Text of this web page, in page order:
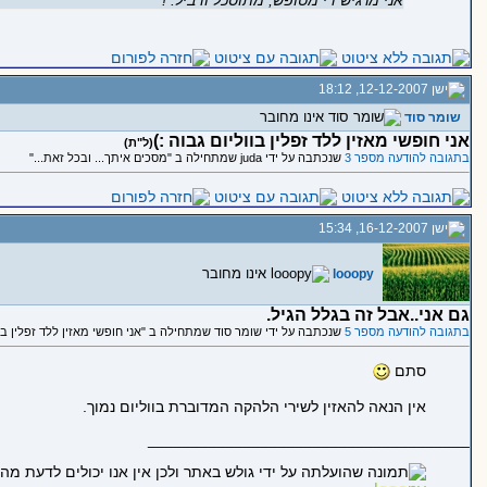
שומר סוד
אני חופשי מאזין ללד זפלין בווליום גבוה :)(ל"ת)
בתגובה להודעה מספר 3
שנכתבה על ידי juda שמתחילה ב "מסכים איתך... ובכל זאת..."
looopy
גם אני..אבל זה בגלל הגיל.
בתגובה להודעה מספר 5 שנכתבה על ידי שומר סוד שמתחילה ב "אני חופשי מאזין ללד זפלין
סתם
אין הנאה להאזין לשירי הלהקה המדוברת בווליום נמוך.